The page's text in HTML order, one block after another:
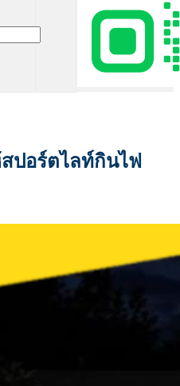
ปอร์ตไลท์กินไฟ